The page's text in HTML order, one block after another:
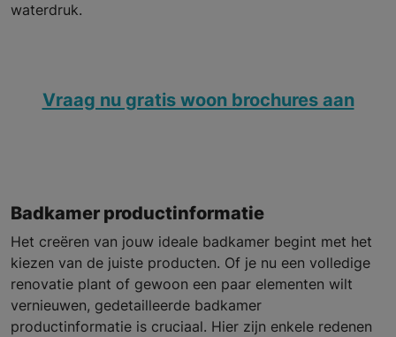
waterdruk.
Vraag nu gratis woon brochures aan
Badkamer productinformatie
Het creëren van jouw ideale badkamer begint met het
kiezen van de juiste producten. Of je nu een volledige
renovatie plant of gewoon een paar elementen wilt
vernieuwen, gedetailleerde badkamer
productinformatie is cruciaal. Hier zijn enkele redenen